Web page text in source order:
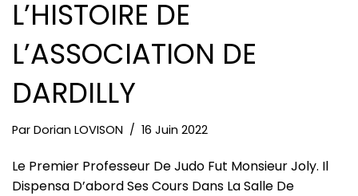
L’HISTOIRE DE
L’ASSOCIATION DE
DARDILLY
Par Dorian LOVISON 16 Juin 2022
Le Premier Professeur De Judo Fut Monsieur Joly. Il
Dispensa D’abord Ses Cours Dans La Salle De